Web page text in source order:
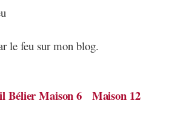
le feu sur mon blog.
Bélier Maison 6 Maison 12